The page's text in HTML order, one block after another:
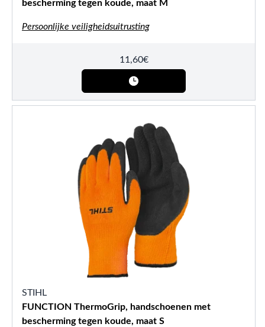
bescherming tegen koude, maat M
Persoonlijke veiligheidsuitrusting
11,60€
STIHL
FUNCTION ThermoGrip, handschoenen met
bescherming tegen koude, maat S